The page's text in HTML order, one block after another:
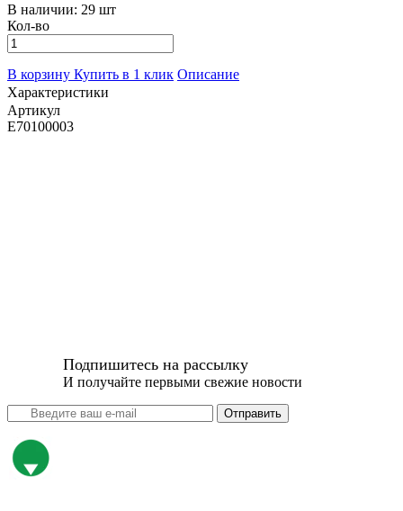
В наличии: 29 шт
Кол-во
В корзину Купить в 1 клик Описание
Характеристики
Артикул
E70100003
Подпишитесь на рассылку
И получайте первыми свежие новости
Отправить